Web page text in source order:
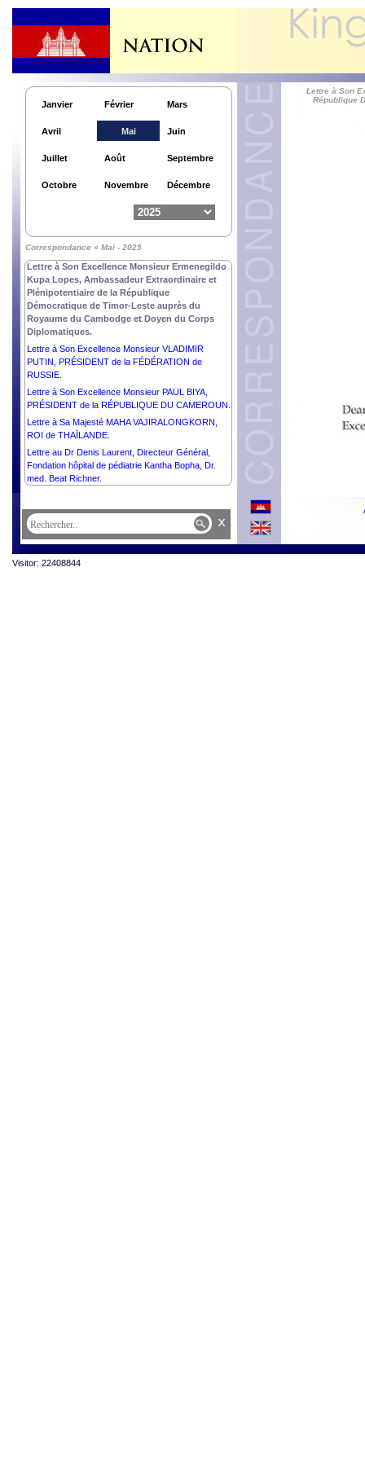
Janvier Février Mars
Avril Mai Juin
Juillet Août Septembre
Octobre Novembre Décembre
Correspondance » Mai - 2025
RÉPUBLIQUE DE SINGAPOUR.
Lettre à Son Excellence Monsieur Jacques Pellet,
Ambassadeur Extraordinaire et Plénipotentiaire de
la République Française auprès du Royaume du
Cambodge.
Lettre à Son Excellence Monsieur XI JINPING,
CHINE.
Fondateur du Sommet Bouddhique, Conférence
Prêtre Fondateur Nenbutsushu du temple
Shinkai, Président du Sommet bouddhique,
Conférence Suprême du Clergé Bouddhique
Mondial, Grand Prêtre Nenbutsushu du Temple
Sampozan Muryojuji.
Lettre à Son Excellence Monsieur Ermenegildo
Kupa Lopes, Ambassadeur Extraordinaire et
Plénipotentiaire de la République
Démocratique de Timor-Leste auprès du
Royaume du Cambodge et Doyen du Corps
Diplomatiques.
Lettre à Son Excellence Monsieur VLADIMIR
PUTIN, PRÉSIDENT de la FÉDÉRATION de
RUSSIE.
Lettre à Son Excellence Monsieur PAUL BIYA,
PRÉSIDENT de la RÉPUBLIQUE DU CAMEROUN.
Lettre à Sa Majesté MAHA VAJIRALONGKORN,
ROI de THAÏLANDE.
Lettre au Dr Denis Laurent, Directeur Général,
Fondation hôpital de pédiatrie Kantha Bopha, Dr.
med. Beat Richner.
DE NORVÈGE.
Lettre à Son Excellence Monsieur Ueno Atsushi,
Ambassadeur Extraordinaire et Plénipotentiaire du
Japon auprès du Royaume du Cambodge.
Lettre à Son Excellence Monsieur Derek Yip,
Lettre à Son
République
x
Visitor: 22408844